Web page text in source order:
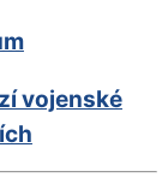
vojenské